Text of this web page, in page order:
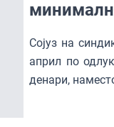
Сојуз на
април по
денари,